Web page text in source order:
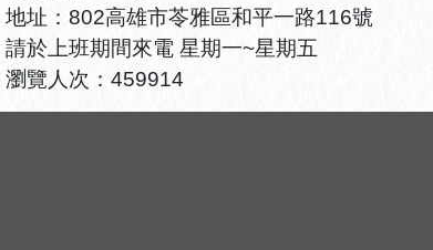
地址：802高雄市苓雅區和平一路116號
請於上班期間來電 星期一~星期五
瀏覽人次：459914